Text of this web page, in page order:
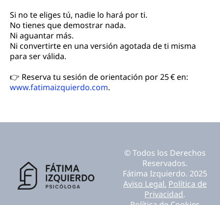
Si no te eliges tú, nadie lo hará por ti.
No tienes que demostrar nada.
Ni aguantar más.
Ni convertirte en una versión agotada de ti misma
para ser válida.
👉 Reserva tu sesión de orientación por 25 € en:
www.fatimaizquierdo.com.
© Todos los Derechos
Reservados.
Fátima Izquierdo. 2025
Aviso Legal. Política de
Privacidad.